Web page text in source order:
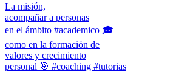
La misión,
acompañar a personas
en el ámbito #academico 🎓
como en la formación de
valores y crecimiento
personal 🎯 #coaching #tutorias